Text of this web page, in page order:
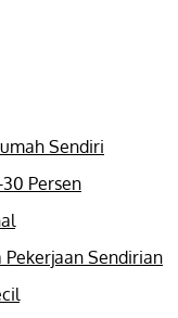
Sendiri
Persen
Pekerjaan Sendirian